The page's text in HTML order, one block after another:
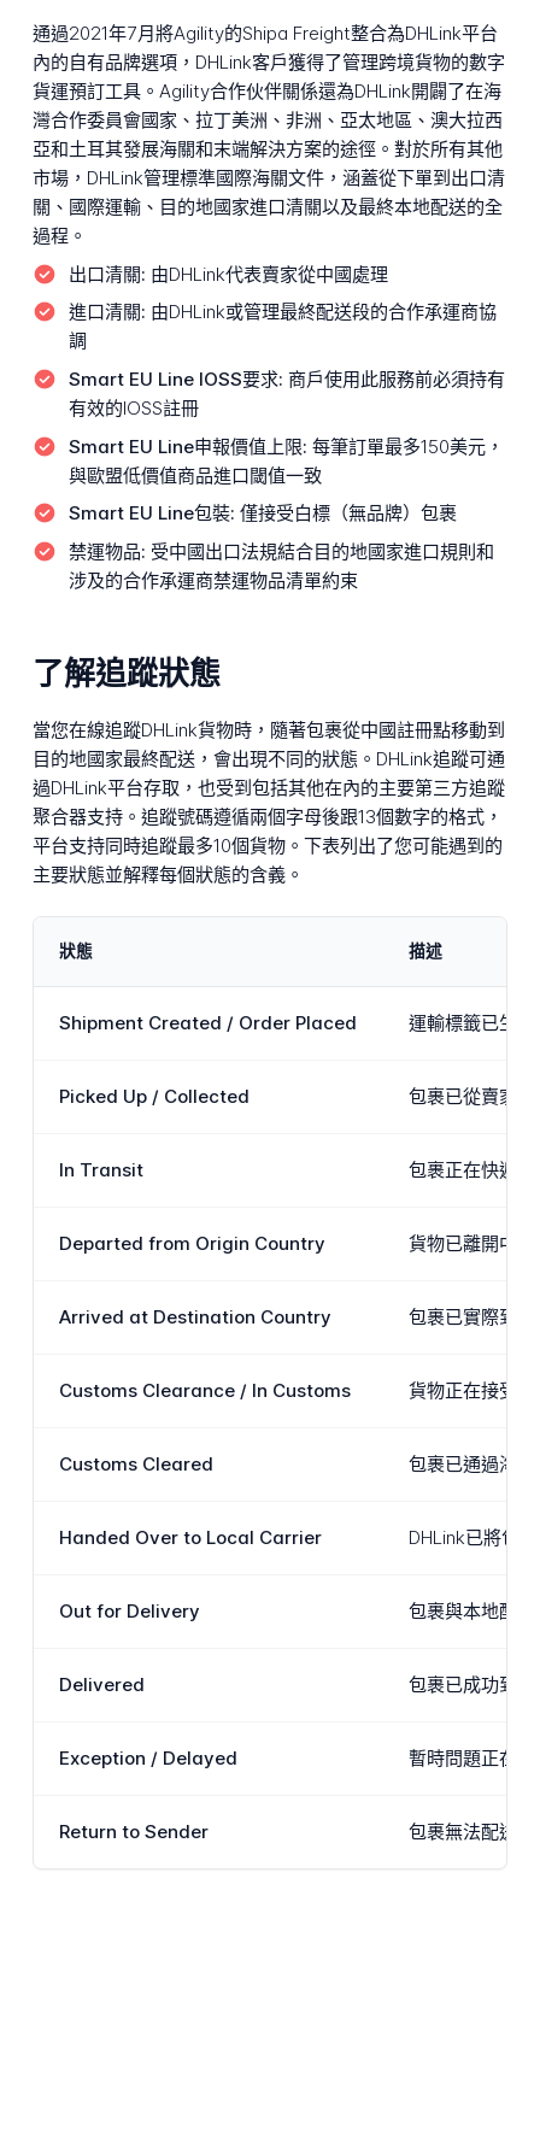
通過2021年7月將Agility的Shipa Freight整合為DHLink平台
內的自有品牌選項，DHLink客戶獲得了管理跨境貨物的數字
貨運預訂工具。Agility合作伙伴關係還為DHLink開闢了在海
灣合作委員會國家、拉丁美洲、非洲、亞太地區、澳大拉西
亞和土耳其發展海關和末端解決方案的途徑。對於所有其他
市場，DHLink管理標準國際海關文件，涵蓋從下單到出口清
關、國際運輸、目的地國家進口清關以及最終本地配送的全
過程。
出口清關: 由DHLink代表賣家從中國處理
進口清關: 由DHLink或管理最終配送段的合作承運商協
調
Smart EU Line IOSS要求: 商戶使用此服務前必須持有
有效的IOSS註冊
Smart EU Line申報價值上限: 每筆訂單最多150美元，
與歐盟低價值商品進口閾值一致
Smart EU Line包裝: 僅接受白標（無品牌）包裹
禁運物品: 受中國出口法規結合目的地國家進口規則和
涉及的合作承運商禁運物品清單約束
了解追蹤狀態
當您在線追蹤DHLink貨物時，隨著包裹從中國註冊點移動到
目的地國家最終配送，會出現不同的狀態。DHLink追蹤可通
過DHLink平台存取，也受到包括其他在內的主要第三方追蹤
聚合器支持。追蹤號碼遵循兩個字母後跟13個數字的格式，
平台支持同時追蹤最多10個貨物。下表列出了您可能遇到的
主要狀態並解釋每個狀態的含義。
狀態 描述
Shipment Created / Order Placed 運輸標籤已生
Picked Up / Collected 包裹已從賣家
In Transit 包裹正在快遞
Departed from Origin Country 貨物已離開中
Arrived at Destination Country 包裹已實際到
Customs Clearance / In Customs 貨物正在接受
Customs Cleared 包裹已通過海
Handed Over to Local Carrier DHLink已將包
Out for Delivery 包裹與本地配
Delivered 包裹已成功到
Exception / Delayed 暫時問題正在
Return to Sender 包裹無法配送